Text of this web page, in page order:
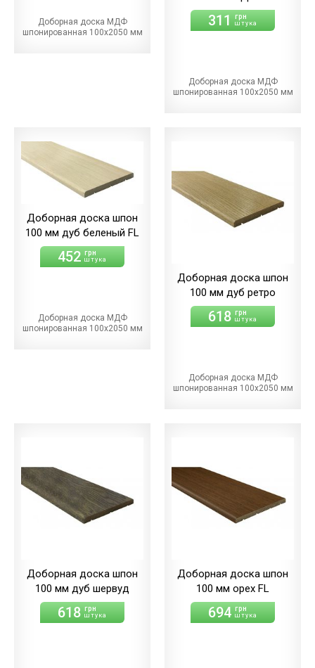
Доборная доска МДФ
шпонированная 100х2050 мм
311 грн
штука
Доборная доска МДФ
шпонированная 100х2050 мм
Доборная доска шпон
100 мм дуб беленый FL
452 грн
штука
Доборная доска МДФ
шпонированная 100х2050 мм
Доборная доска шпон
100 мм дуб ретро
618 грн
штука
Доборная доска МДФ
шпонированная 100х2050 мм
Доборная доска шпон
100 мм дуб шервуд
618 грн
штука
Доборная доска шпон
100 мм орех FL
694 грн
штука